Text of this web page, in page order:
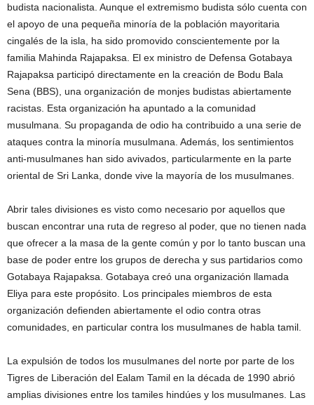
budista nacionalista. Aunque el extremismo budista sólo cuenta con
el apoyo de una pequeña minoría de la población mayoritaria
cingalés de la isla, ha sido promovido conscientemente por la
familia Mahinda Rajapaksa. El ex ministro de Defensa Gotabaya
Rajapaksa participó directamente en la creación de Bodu Bala
Sena (BBS), una organización de monjes budistas abiertamente
racistas. Esta organización ha apuntado a la comunidad
musulmana. Su propaganda de odio ha contribuido a una serie de
ataques contra la minoría musulmana. Además, los sentimientos
anti-musulmanes han sido avivados, particularmente en la parte
oriental de Sri Lanka, donde vive la mayoría de los musulmanes.
Abrir tales divisiones es visto como necesario por aquellos que
buscan encontrar una ruta de regreso al poder, que no tienen nada
que ofrecer a la masa de la gente común y por lo tanto buscan una
base de poder entre los grupos de derecha y sus partidarios como
Gotabaya Rajapaksa. Gotabaya creó una organización llamada
Eliya para este propósito. Los principales miembros de esta
organización defienden abiertamente el odio contra otras
comunidades, en particular contra los musulmanes de habla tamil.
La expulsión de todos los musulmanes del norte por parte de los
Tigres de Liberación del Ealam Tamil en la década de 1990 abrió
amplias divisiones entre los tamiles hindúes y los musulmanes. Las